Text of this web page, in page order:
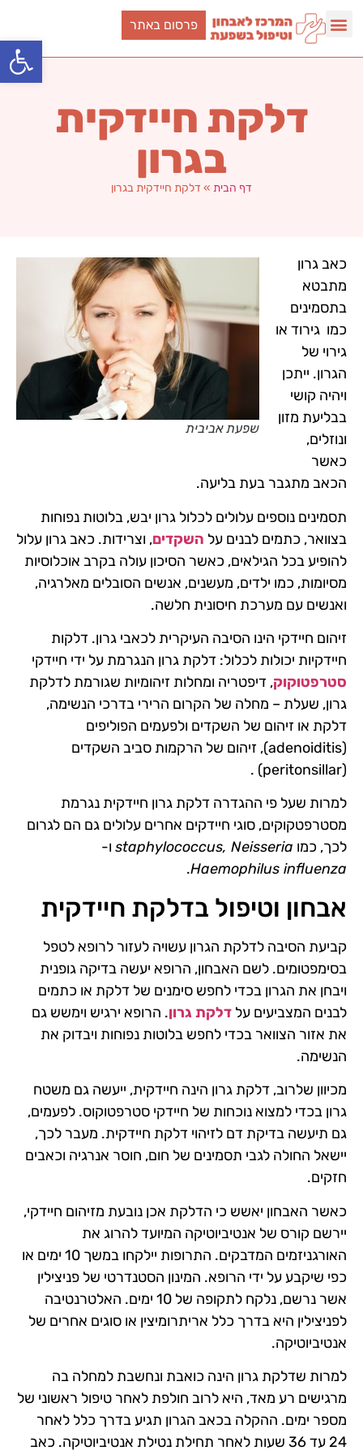
פתח
פרסום באתר
דלקת חיידקית
בגרון
דף הבית » דלקת חיידקית בגרון
שפעת אביבית
כאב גרון
מתבטא
בתסמינים
כמו גירוד או
גירוי של
הגרון. ייתכן
ויהיה קושי
בבליעת מזון
ונוזלים,
כאשר
הכאב מתגבר בעת בליעה.
תסמינים נוספים עלולים לכלול גרון יבש, בלוטות נפוחות
בצוואר, כתמים לבנים על השקדים, וצרידות. כאב גרון עלול
להופיע בכל הגילאים, כאשר הסיכון עולה בקרב אוכלוסיות
מסיומות, כמו ילדים, מעשנים, אנשים הסובלים מאלרגיה,
ואנשים עם מערכת חיסונית חלשה.
זיהום חיידקי הינו הסיבה העיקרית לכאבי גרון. דלקות
חיידקיות יכולות לכלול: דלקת גרון הנגרמת על ידי חיידקי
סטרפטוקוק, דיפטריה ומחלות זיהומיות שגורמת לדלקת
גרון, שעלת – מחלה של הקרום הרירי בדרכי הנשימה,
דלקת או זיהום של השקדים ולפעמים הפוליפים
(adenoiditis), זיהום של הרקמות סביב השקדים
(peritonsillar) .
למרות שעל פי ההגדרה דלקת גרון חיידקית נגרמת
מסטרפטקוקים, סוגי חיידקים אחרים עלולים גם הם לגרום
לכך, כמו staphylococcus, Neisseria ו-
Haemophilus influenza
.
אבחון וטיפול בדלקת חיידקית
קביעת הסיבה לדלקת הגרון עשויה לעזור לרופא לטפל
בסימפטומים. לשם האבחון, הרופא יעשה בדיקה גופנית
ויבחן את הגרון בכדי לחפש סימנים של דלקת או כתמים
לבנים המצביעים על דלקת גרון. הרופא ירגיש וימשש גם
את אזור הצוואר בכדי לחפש בלוטות נפוחות ויבדוק את
הנשימה.
מכיוון שלרוב, דלקת גרון הינה חיידקית, ייעשה גם משטח
גרון בכדי למצוא נוכחות של חיידקי סטרפטוקוס. לפעמים,
גם תיעשה בדיקת דם לזיהוי דלקת חיידקית. מעבר לכך,
יישאל החולה לגבי תסמינים של חום, חוסר אנרגיה וכאבים
חזקים.
כאשר האבחון יאשש כי הדלקת אכן נובעת מזיהום חיידקי,
יירשם קורס של אנטיביוטיקה המיועד להרוג את
האורגניזמים המדבקים. התרופות יילקחו במשך 10 ימים או
כפי שיקבע על ידי הרופא. המינון הסטנדרטי של פניצילין
אשר נרשם, נלקח לתקופה של 10 ימים. האלטרנטיבה
לפניצילין היא בדרך כלל אריתרומיצין או סוגים אחרים של
אנטיביוטיקה.
למרות שדלקת גרון הינה כואבת ונחשבת למחלה בה
מרגישים רע מאד, היא לרוב חולפת לאחר טיפול ראשוני של
מספר ימים. ההקלה בכאב הגרון תגיע בדרך כלל לאחר
24 עד 36 שעות לאחר תחילת נטילת אנטיביוטיקה. כאב